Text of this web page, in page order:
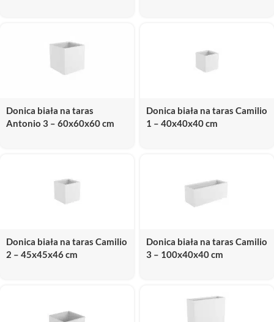
Donica biała na taras
Antonio 3 – 60x60x60 cm
Donica biała na taras Camilio
1 – 40x40x40 cm
Donica biała na taras Camilio
2 – 45x45x46 cm
Donica biała na taras Camilio
3 – 100x40x40 cm